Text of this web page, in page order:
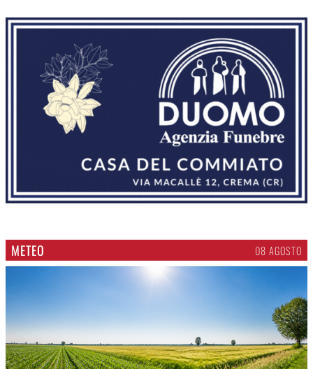
METEO 08 AGOSTO